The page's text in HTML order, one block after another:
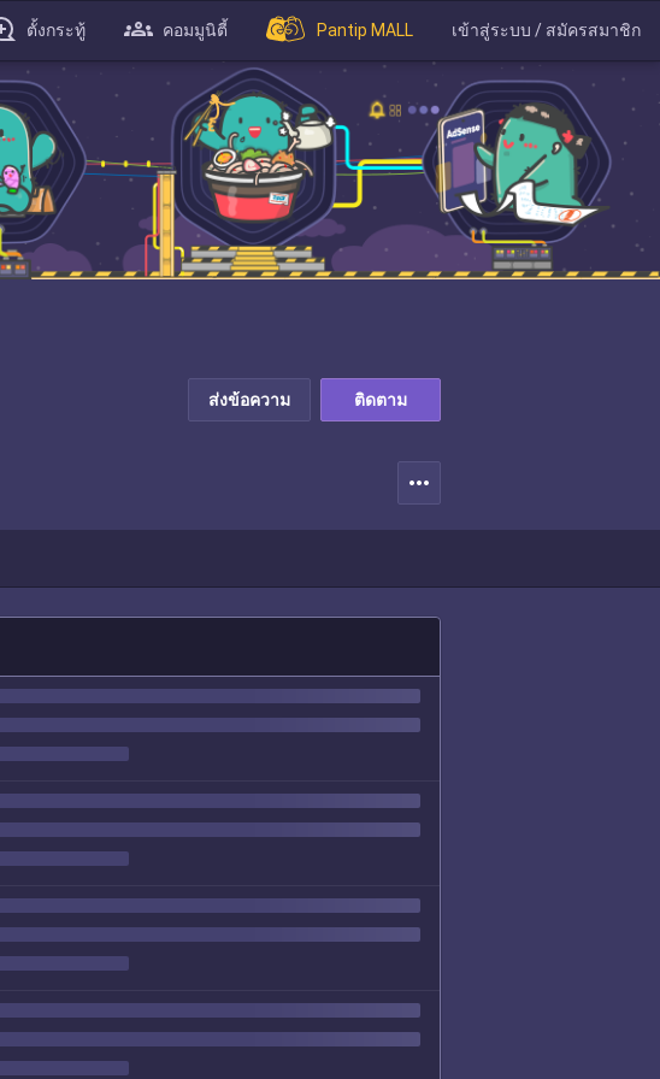
ตั้งกระทู้ คอมมูนิตี้ Pantip MALL เข้าสู่ระบบ / สมัครสมาชิก
ส่งข้อความ ติดตาม
more_horiz